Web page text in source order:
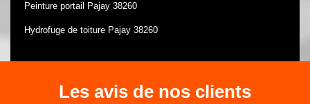
Peinture portail Pajay 38260
Hydrofuge de toiture Pajay 38260
Les avis de nos clients